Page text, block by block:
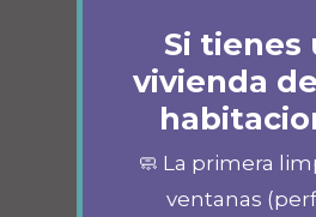
Si tienes
vivienda
🧼 La primera
ventanas